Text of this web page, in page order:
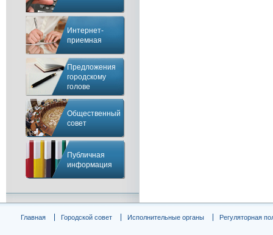
Интернет-
приемная
Предложения
городскому
голове
Общественный
совет
Публичная
информация
Главная Городской совет Исполнительные органы Регуляторная